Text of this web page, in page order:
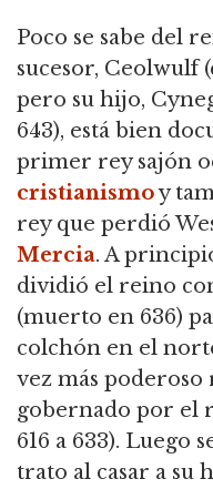
Poco se sabe del
sucesor, Ceolwulf
pero su hijo,
643), está bien
primer rey sajón
cristianismoy
rey que perdió
Mercia. A
dividió el reino
(muerto en 636)
colchón en el
vez más
gobernado por el
616 a 633). Luego
trato al casar a su